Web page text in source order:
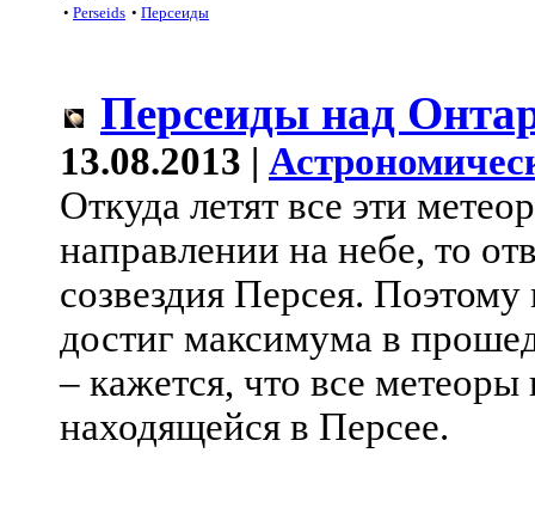
• Perseids • Персеиды
Персеиды над
13.08.2013 |
Откуда летят все эти
направлении на небе, то
созвездия Персея.
достиг максимума в
– кажется, что все
находящейся в Персее.